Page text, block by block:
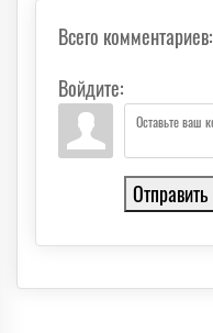
Всего комментариев:
Войдите:
Отправить